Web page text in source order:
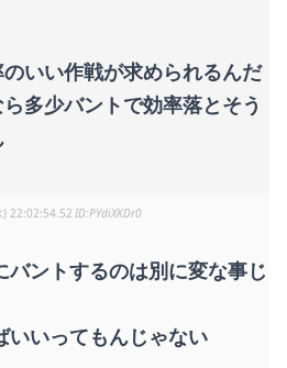
いい作戦が求められるんだ
多少バントで効率落とそう
22:02:54.52 PYdiXKDr0
ントするのは別に変な事じ
いいってもんじゃない